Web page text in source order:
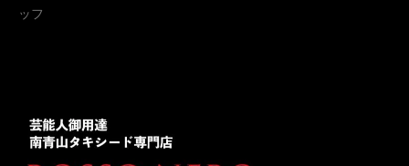
MUNETAKAYOKOYAMA
赤いタキシード
ッフ